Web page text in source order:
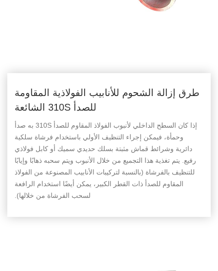
طرق إزالة الشحوم للأنابيب الفولاذية المقاومة
للصدأ 310S الشائعة
إذا كان السطح الداخلي لأنبوب الفولاذ المقاوم للصدأ 310S به صدأ
وحمأة، فيمكن إجراء التنظيف الأولي باستخدام فرشاة سلكية
دائرية وشرائط قماش مثبتة بسلك حديدي سميك أو كابل فولاذي
رفيع. يتم تغذية هذا التجميع من خلال الأنبوب ويتم سحبه ذهابًا وإيابًا
للتنظيف بالفرشاة (بالنسبة لتركيبات الأنابيب المصنوعة من الفولاذ
المقاوم للصدأ ذات القطر الكبير، يمكن أيضًا استخدام الرافعة
لسحب الفرشاة من خلالها).